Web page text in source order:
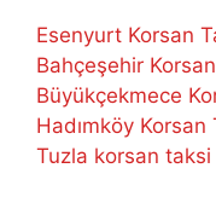
Esenyurt Korsan
Bahçeşehir
Büyükçekmece
Hadımköy Korsan
Tuzla korsan taksi